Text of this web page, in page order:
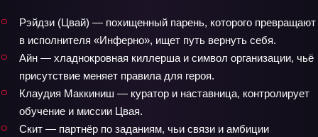
Рэйдзи (Цвай) — похищенный парень, которого превращают
в исполнителя «Инферно», ищет путь вернуть себя.
Айн — хладнокровная киллерша и символ организации, чьё
присутствие меняет правила для героя.
Клаудия Маккиниш — куратор и наставница, контролирует
обучение и миссии Цвая.
Скит — партнёр по заданиям, чьи связи и амбиции